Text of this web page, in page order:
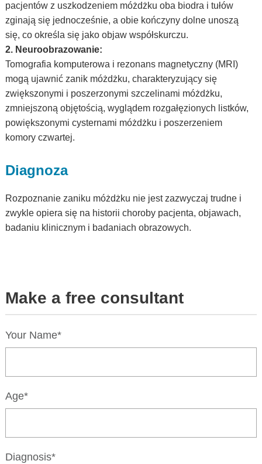
pacjentów z uszkodzeniem móżdżku oba biodra i tułów
zginają się jednocześnie, a obie kończyny dolne unoszą
się, co określa się jako objaw współskurczu.
2. Neuroobrazowanie:
Tomografia komputerowa i rezonans magnetyczny (MRI)
mogą ujawnić zanik móżdżku, charakteryzujący się
zwiększonymi i poszerzonymi szczelinami móżdżku,
zmniejszoną objętością, wyglądem rozgałęzionych listków,
powiększonymi cysternami móżdżku i poszerzeniem
komory czwartej.
Diagnoza
Rozpoznanie zaniku móżdżku nie jest zazwyczaj trudne i
zwykle opiera się na historii choroby pacjenta, objawach,
badaniu klinicznym i badaniach obrazowych.
Make a free consultant
Your Name*
Age*
Diagnosis*